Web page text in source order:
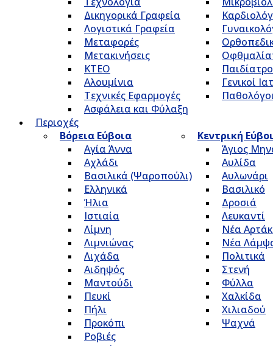
Δικηγορικά Γραφεία
Λογιστικά Γραφεία
Μεταφορές
Μετακινήσεις
ΚΤΕΟ
Αλουμίνια
Τεχνικές Εφαρμογές
Ασφάλεια και Φύλαξη
Γενικοί
Περιοχές
Βόρεια Εύβοια
Αγία Άννα
Αχλάδι
Βασιλικά (Ψαροπούλι)
Ελληνικά
Ήλια
Ιστιαία
Λίμνη
Λιμνιώνας
Λιχάδα
Αιδηψός
Μαντούδι
Πευκί
Πήλι
Προκόπι
Ροβιές
Κεντρική
Άγιος
Αυλίδα
Αυλωνάρι
Βασιλικό
Δροσιά
Λευκαντί
Νέα
Νέα
Πολιτικά
Στενή
Φύλλα
Χαλκίδα
Χιλιαδού
Ψαχνά